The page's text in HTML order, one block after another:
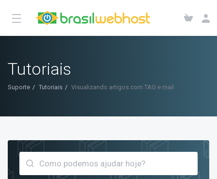
Tutoriais
Suporte Tutoriais Visualizando artigos com TAG e mail